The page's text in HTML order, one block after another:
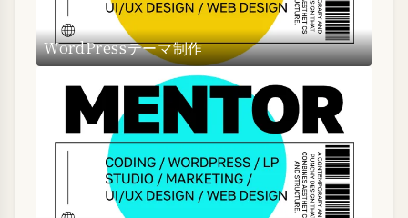
WordPressテーマ制作